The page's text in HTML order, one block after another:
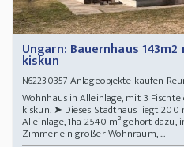
Ungarn: Bauernhaus
kiskun
N62230357 Anlageobjekte-kaufen-
Wohnhaus in Alleinlage, mit 3
kiskun. ➤ Dieses Stadthaus liegt
Alleinlage, 1ha 2540 m² gehört dazu,
Zimmer ein großer Wohnraum, ...